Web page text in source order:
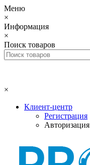
Меню
×
Информация
×
Поиск товаров
×
Клиент-центр
Регистрация
Авторизация